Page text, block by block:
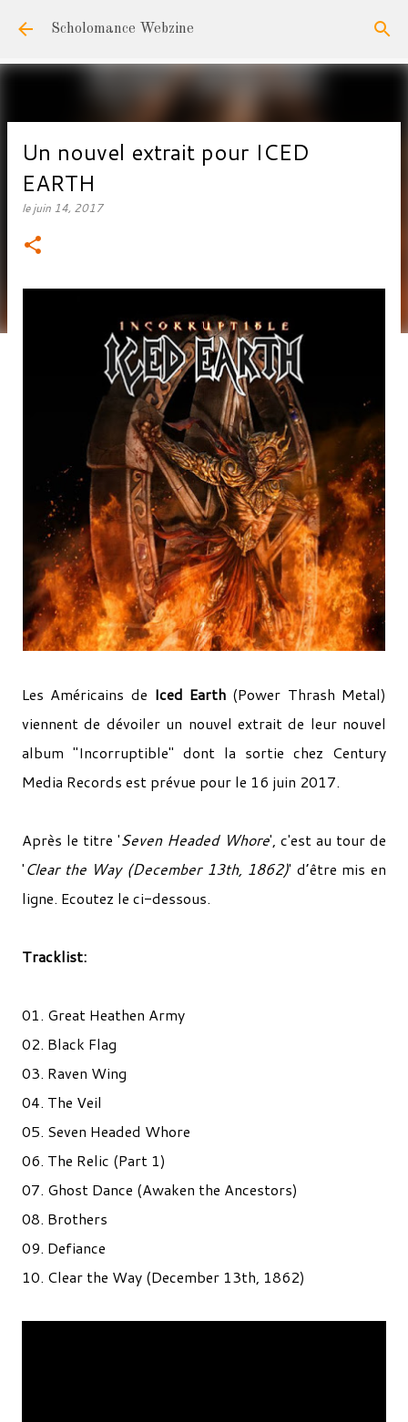
Accéder au contenu principal
Scholomance Webzine
Un nouvel extrait pour ICED
EARTH
lejuin 14, 2017
Les Américains de Iced Earth (Power Thrash Metal)
viennent de dévoiler un nouvel extrait de leur nouvel
album "Incorruptible" dont la sortie chez Century
Media Records est prévue pour le 16 juin 2017.
Après le titre 'Seven Headed Whore', c'est au tour de
'Clear the Way (December 13th, 1862)' d’être mis en
ligne. Ecoutez le ci-dessous.
Tracklist:
01. Great Heathen Army
02. Black Flag
03. Raven Wing
04. The Veil
05. Seven Headed Whore
06. The Relic (Part 1)
07. Ghost Dance (Awaken the Ancestors)
08. Brothers
09. Defiance
10. Clear the Way (December 13th, 1862)